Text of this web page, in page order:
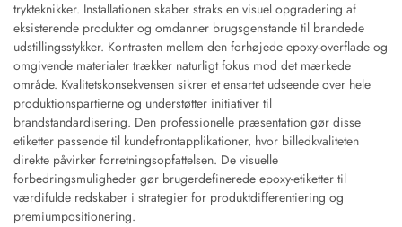
trykteknikker. Installationen skaber straks en visuel opgradering af
eksisterende produkter og omdanner brugsgenstande til brandede
udstillingsstykker. Kontrasten mellem den forhøjede epoxy-overflade og
omgivende materialer trækker naturligt fokus mod det mærkede
område. Kvalitetskonsekvensen sikrer et ensartet udseende over hele
produktionspartierne og understøtter initiativer til
brandstandardisering. Den professionelle præsentation gør disse
etiketter passende til kundefrontapplikationer, hvor billedkvaliteten
direkte påvirker forretningsopfattelsen. De visuelle
forbedringsmuligheder gør brugerdefinerede epoxy-etiketter til
værdifulde redskaber i strategier for produktdifferentiering og
premiumpositionering.